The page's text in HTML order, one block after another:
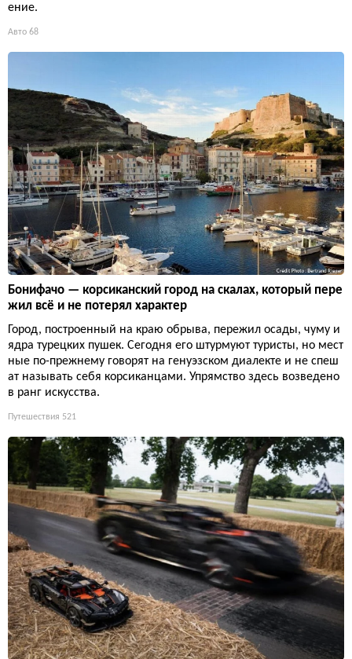
ение.
Авто 68
Бонифачо — корсиканский город на скалах, который пере
жил всё и не потерял характер
Город, построенный на краю обрыва, пережил осады, чуму и
ядра турецких пушек. Сегодня его штурмуют туристы, но мест
ные по-прежнему говорят на генуэзском диалекте и не спеш
ат называть себя корсиканцами. Упрямство здесь возведено
в ранг искусства.
Путешествия 521